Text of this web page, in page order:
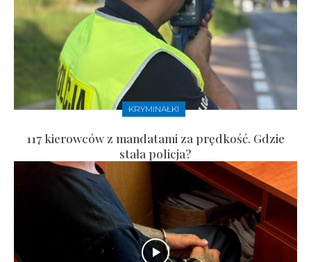
KRYMINAŁKI
117 kierowców z mandatami za prędkość. Gdzie
stała policja?